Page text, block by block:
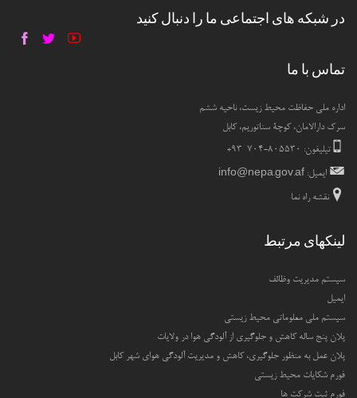
در شبکه های اجتماعی ما را دنبال کنید
تماس با ما
اداره ملی حفاظت محیط زیست، ناحیه ششم
سرک دارالامان، کوچۀ سناتوریم، کابل
تیلیفون: ۸۰۵۵۳۰-۷۰۴ ۹۳+
ایمیل:
نقشه راه نما
لینکهای مرتبط
سیستم مدیریت وظائف
ایمیل
سیستم ملی معلوماتی محیط زیستی
پلان پنج ساله کاهش و جلوگیری از آلودگی هوا در ولایات
پلان عمل به منظور جلوگیری، کاهش و مدیریت آلودگی هوای شهر کابل
فورم شکایات محیط زیستی
فورم ثبت شرکت ها